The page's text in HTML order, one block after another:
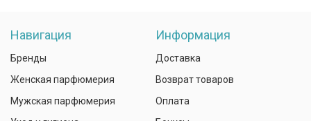
Навигация
Бренды
Женская парфюмерия
Мужская парфюмерия
Информация
Доставка
Возврат товаров
Оплата